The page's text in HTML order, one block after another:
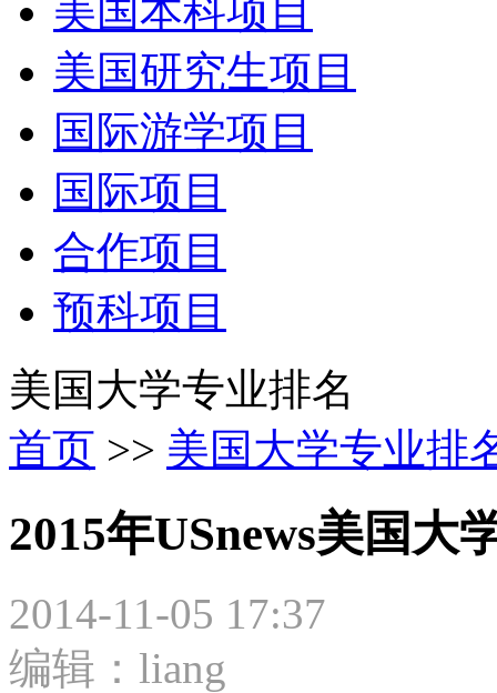
美国本科项目
美国研究生项目
国际游学项目
国际项目
合作项目
预科项目
美国大学专业排名
首页 >> 美国大学专业排
2015年USnews美国大
2014-11-05 17:37
编辑：liang